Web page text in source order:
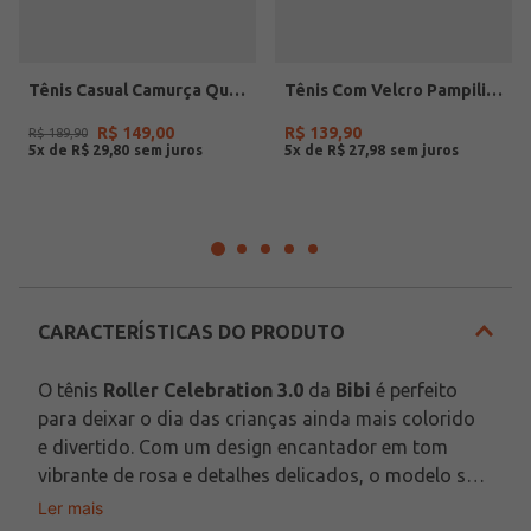
Tênis Casual Camurça Quiz Feminino MARROM
R$ 189,90 R$ 149,00
5x de R$ 29 80
Tênis Com Velcro Pampili Infantil Para Menina - BRANCO/LILAS/ROSA CLARO
R$ 139,90
5x de R$ 27 98
CARACTERÍSTICAS DO PRODUTO
O tênis Roller Celebration 3.0 da Bibi é perfeito
para deixar o dia das crianças ainda mais colorido
e divertido. Com um design encantador em tom
vibrante de rosa e detalhes delicados, o modelo se
destaca pelo solado translúcido com
Ler mais